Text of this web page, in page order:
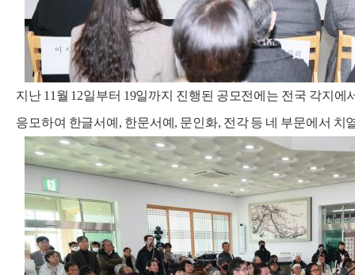
지난 11월 12일부터 19일까지 진행된 공모전에는 전국 각지에
응모하여 한글서예, 한문서예, 문인화, 전각 등 네 부문에서 치